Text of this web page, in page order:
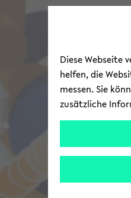
Diese Webseite
helfen, die
messen. Sie
zusätzliche